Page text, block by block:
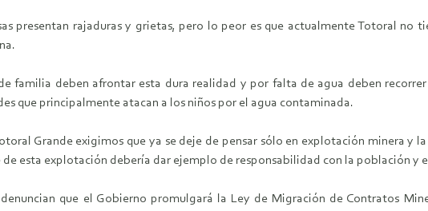
presentan rajaduras y grietas, pero lo peor es que actualmente Totoral
familia deben afrontar esta dura realidad y por falta de agua deben
que principalmente atacan a los niños por el agua contaminada.
Grande exigimos que ya se deje de pensar sólo en explotación minera y
de esta explotación debería dar ejemplo de responsabilidad con la población y
que el Gobierno promulgará la Ley de Migración de Contratos